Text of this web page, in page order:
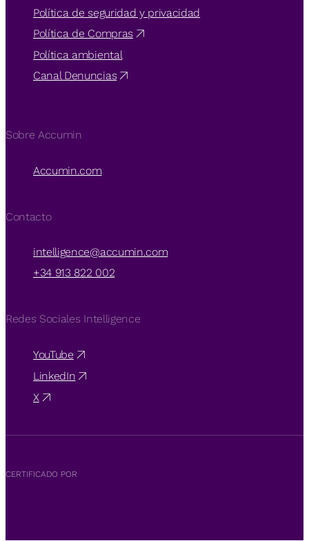
Política de seguridad y privacidad
Política de Compras
Política ambiental
Canal Denuncias
Sobre Accumin
Accumin.com
Contacto
intelligence@accumin.com
+34 913 822 002
Redes Sociales Intelligence
YouTube
LinkedIn
X
CERTIFICADO POR